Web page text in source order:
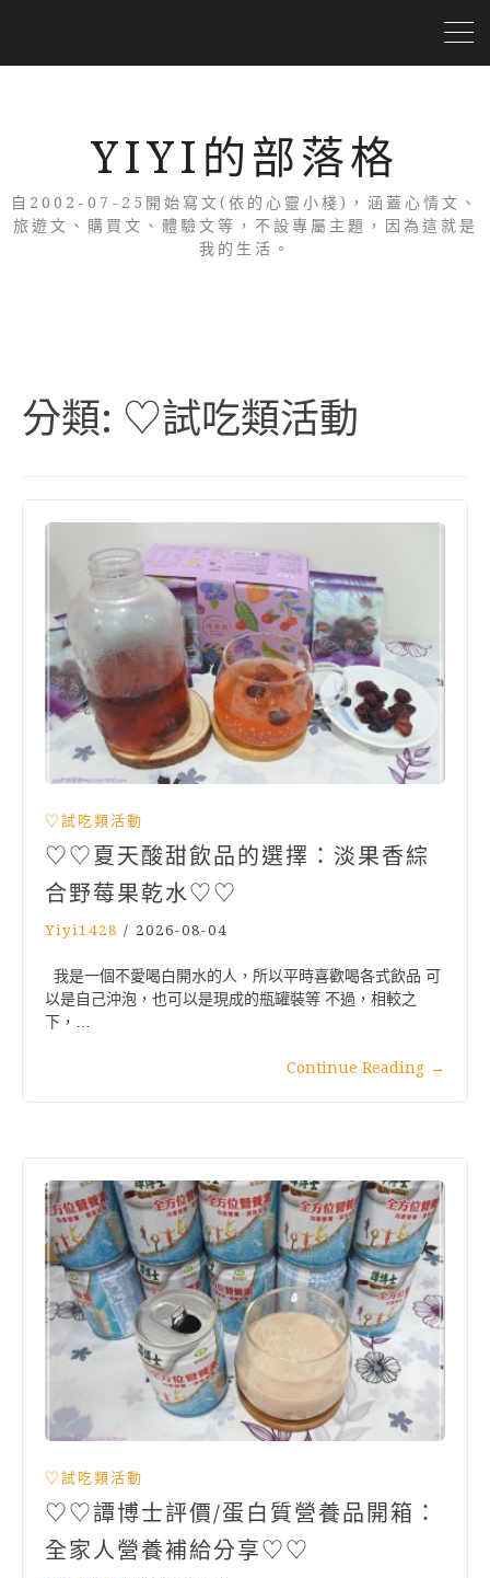
YIYI的部落格
自2002-07-25開始寫文(依的心靈小棧)，涵蓋心情文、
旅遊文、購買文、體驗文等，不設專屬主題，因為這就是
我的生活。
分類: ♡試吃類活動
♡試吃類活動
♡♡夏天酸甜飲品的選擇：淡果香綜
合野莓果乾水♡♡
Yiyi1428 / 2026-08-04
我是一個不愛喝白開水的人，所以平時喜歡喝各式飲品 可
以是自己沖泡，也可以是現成的瓶罐裝等 不過，相較之
下，…
Continue Reading →
♡試吃類活動
♡♡譚博士評價/蛋白質營養品開箱：
全家人營養補給分享♡♡